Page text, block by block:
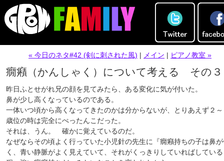
« 今日のネタ#42 (剣に刺された風) | メイン | ピアノ教室 »
癇癪（かんしゃく）について考える その３
昨日ふとせがれ兄の顔を見てみたら、ある変化に気が付いた。
鼻が少し高くなっているのである。
一体いつ頃から高くなってきたのかは分からないが、とりあえず２
歳位の時は完全にぺったんこだった。
それは、うん。 確かに覚えているのだ。
なぜならその頃よく行っていた小児針の先生に『癇癪持ちの子は鼻
く、青い静脈がよく見えていて、それがくっきりしていればしている